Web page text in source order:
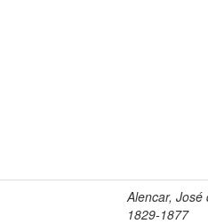
Alencar, José
1829-1877